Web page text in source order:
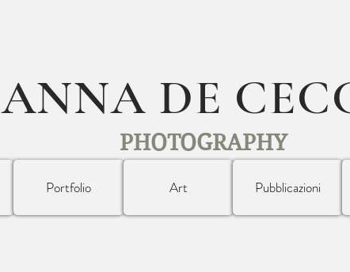
ANNA DE
PHOTOGRAPHY
Portfolio Art Pubblicazioni